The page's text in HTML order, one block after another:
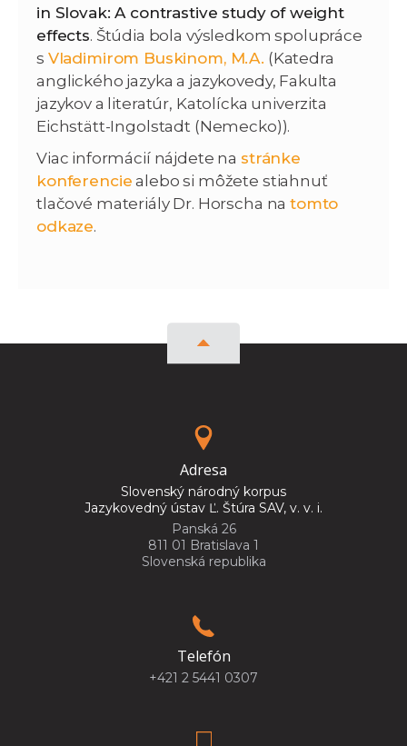
in Slovak: A contrastive study of weight
effects. Štúdia bola výsledkom spolupráce
s Vladimirom Buskinom, M.A. (Katedra
anglického jazyka a jazykovedy, Fakulta
jazykov a literatúr, Katolícka univerzita
Eichstätt-Ingolstadt (Nemecko)).
Viac informácií nájdete na stránke
konferencie alebo si môžete stiahnuť
tlačové materiály Dr. Horscha natomto
odkaze.
Adresa
Slovenský národný korpus
Jazykovedný ústav Ľ. Štúra SAV, v. v. i.
Panská 26
811 01 Bratislava 1
Slovenská republika
Telefón
+421 2 5441 0307